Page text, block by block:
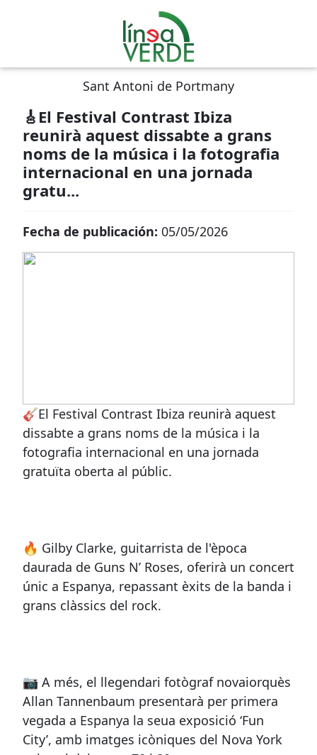
Sant Antoni de Portmany
🎸El Festival Contrast Ibiza
reunirà aquest dissabte a grans
noms de la música i la fotografia
internacional en una jornada
gratu...
Fecha de publicación: 05/05/2026
🎸El Festival Contrast Ibiza reunirà aquest
dissabte a grans noms de la música i la
fotografia internacional en una jornada
gratuïta oberta al públic.
🔥 Gilby Clarke, guitarrista de l'època
daurada de Guns N’ Roses, oferirà un concert
únic a Espanya, repassant èxits de la banda i
grans clàssics del rock.
📷 A més, el llegendari fotògraf novaiorquès
Allan Tannenbaum presentarà per primera
vegada a Espanya la seua exposició ‘Fun
City’, amb imatges icòniques del Nova York